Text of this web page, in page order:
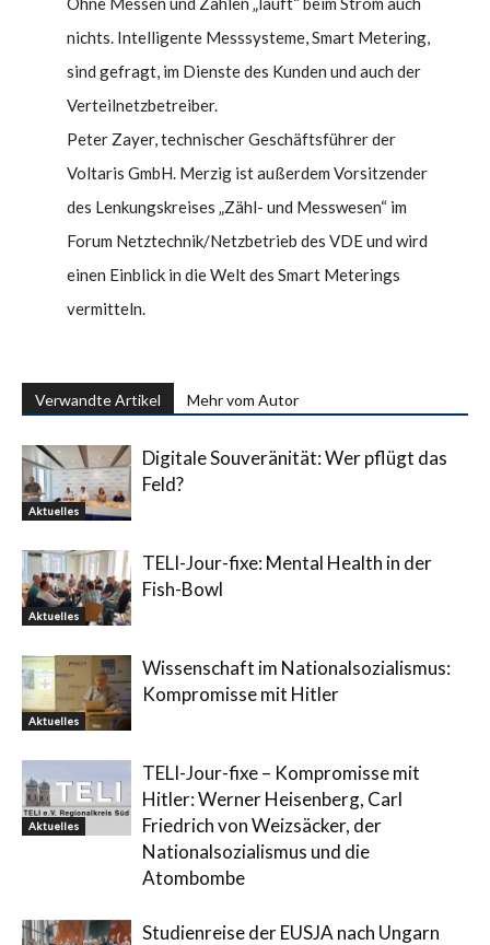
nichts. Intelligente Messsysteme, Smart Metering,
sind gefragt, im Dienste des Kunden und auch der
Verteilnetzbetreiber.
Peter Zayer, technischer Geschäftsführer der
Voltaris GmbH. Merzig ist außerdem Vorsitzender
des Lenkungskreises „Zähl- und Messwesen“ im
Forum Netztechnik/Netzbetrieb des VDE und wird
einen Einblick in die Welt des Smart Meterings
vermitteln.
Verwandte Artikel Mehr vom Autor
Aktuelles
Digitale Souveränität: Wer pflügt das
Feld?
Aktuelles
TELI-Jour-fixe: Mental Health in der
Fish-Bowl
Aktuelles
Wissenschaft im Nationalsozialismus:
Kompromisse mit Hitler
Aktuelles
TELI-Jour-fixe – Kompromisse mit
Hitler: Werner Heisenberg, Carl
Friedrich von Weizsäcker, der
Nationalsozialismus und die
Atombombe
Studienreise der EUSJA nach Ungarn